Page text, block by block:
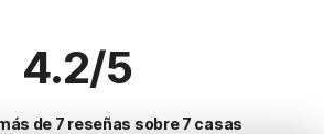
4.2/5
de 7 reseñas sobre 7 casas